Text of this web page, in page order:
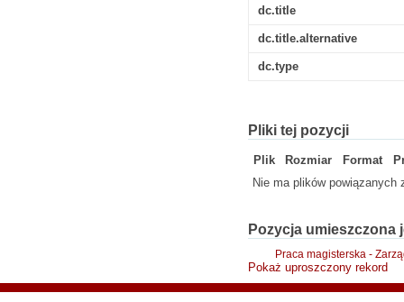
dc.title
dc.title.alternative
dc.type
Pliki tej pozycji
Plik Rozmiar Format
Nie ma plików powiązanych
Pozycja
Praca magisterska -
Pokaż uproszczony rekord